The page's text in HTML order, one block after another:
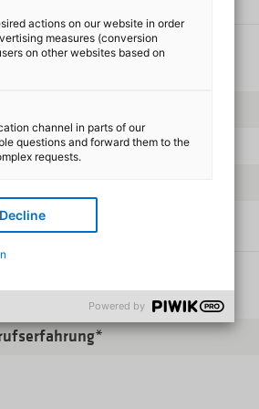
actions on our website in order
measures (conversion
on other websites based on
channel in parts of our
questions and forward them to the
requests.
Decline
Powered by